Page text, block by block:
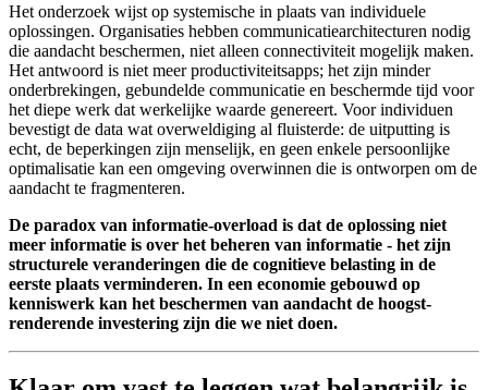
Het onderzoek wijst op systemische in plaats van individuele
oplossingen. Organisaties hebben communicatiearchitecturen nodig
die aandacht beschermen, niet alleen connectiviteit mogelijk maken.
Het antwoord is niet meer productiviteitsapps; het zijn minder
onderbrekingen, gebundelde communicatie en beschermde tijd voor
het diepe werk dat werkelijke waarde genereert. Voor individuen
bevestigt de data wat overweldiging al fluisterde: de uitputting is
echt, de beperkingen zijn menselijk, en geen enkele persoonlijke
optimalisatie kan een omgeving overwinnen die is ontworpen om de
aandacht te fragmenteren.
De paradox van informatie-overload is dat de oplossing niet
meer informatie is over het beheren van informatie - het zijn
structurele veranderingen die de cognitieve belasting in de
eerste plaats verminderen. In een economie gebouwd op
kenniswerk kan het beschermen van aandacht de hoogst-
renderende investering zijn die we niet doen.